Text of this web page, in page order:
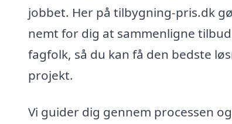
jobbet. Her på tilbygning-pris.dk
nemt for dig at sammenligne
fagfolk, så du kan få den bedste
projekt.
Vi guider dig gennem processen